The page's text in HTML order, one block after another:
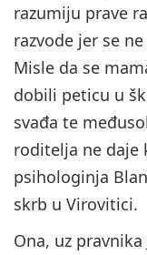
razumiju prave
razvode jer se
Misle da se
dobili peticu u
svađa te
roditelja ne daje
psihologinja
skrb u Virovitici.
Ona, uz